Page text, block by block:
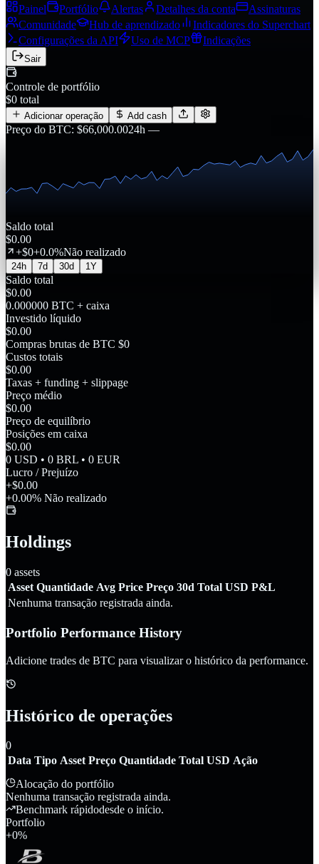
Painel
Portfólio Alertas Detalhes da conta
Assinaturas
Comunidade
Hub de aprendizado
Indicadores do Superchart
Configurações da API
Uso de MCP Indicações
Sair
Controle de portfólio
$0 total
Adicionar operação Add cash
Preço do BTC: $66,000.0024h —
Saldo total
$0.00
+$0+0.0%Não realizado
24h 7d 30d 1Y
Saldo total
$0.00
0.000000 BTC + caixa
Investido líquido
$0.00
Compras brutas de BTC $0
Custos totais
$0.00
Taxas + funding + slippage
Preço médio
$0.00
Preço de equilíbrio
Posições em caixa
$0.00
0 USD • 0 BRL • 0 EUR
Lucro / Prejuízo
+$0.00
+0.00% Não realizado
Holdings
0 assets
Asset Quantidade Avg Price Preço 30d Total USD P&L
Nenhuma transação registrada ainda.
Portfolio Performance History
Adicione trades de BTC para visualizar o histórico da performance.
Histórico de operações
0
Data Tipo Asset Preço Quantidade Total USD Ação
Alocação do portfólio
Nenhuma transação registrada ainda.
Benchmark rápidodesde o início.
Portfolio
+0%